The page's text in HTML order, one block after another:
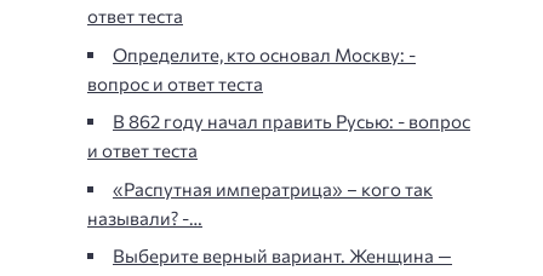
ответ теста
Определите, кто основал Москву: -
вопрос и ответ теста
В 862 году начал править Русью: - вопрос
и ответ теста
«Распутная императрица» – кого так
называли? -…
Выберите верный вариант. Женщина —